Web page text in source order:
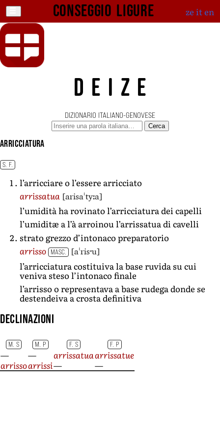
Conseggio ligure ze iten
DEIZE
DIZIONARIO ITALIANO-GENOVESE
Cerca
arricciatura
S. F.
l’arricciare o l’essere arricciato
arrissatua [arisaˈtyːa]
l’umidità ha rovinato l’arricciatura dei capelli
l’umiditæ a l’à arroinou l’arrissatua di cavelli
strato grezzo d’intonaco preparatorio
arrisso
MASC. [aˈrisˑu]
l’arricciatura costituiva la base ruvida su cui
veniva steso l’intonaco finale
l’arrisso o representava a base rudega donde se
destendeiva a crosta definitiva
Declinazioni
M. S M. P F. S F. P
— — arrissatuaarrissatue
arrissoarrissi— —